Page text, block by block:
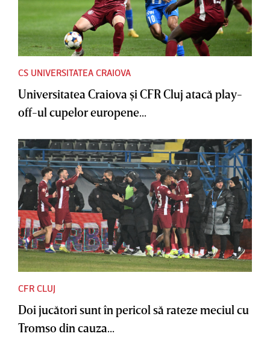
CS UNIVERSITATEA CRAIOVA
Universitatea Craiova şi CFR Cluj atacă play-
off-ul cupelor europene...
CFR CLUJ
Doi jucători sunt în pericol să rateze meciul cu
Tromso din cauza...